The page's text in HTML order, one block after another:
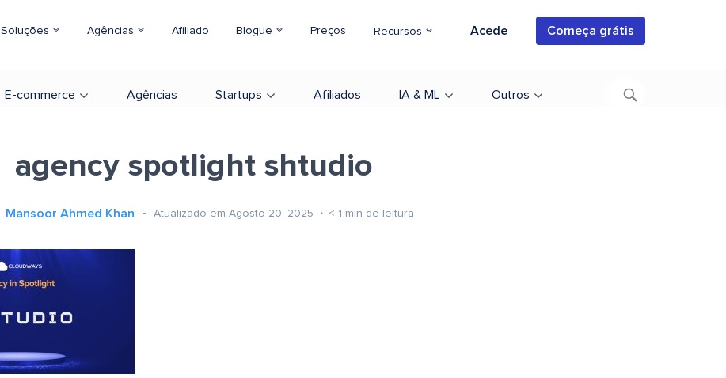
Soluções Agências Afiliado Blogue Preços Recursos Acede Começa grátis
E-commerce Agências Startups Afiliados IA & ML Outros
agency spotlight shtudio
Mansoor Ahmed Khan Atualizado em Agosto 20, 2025 < 1 min de leitura